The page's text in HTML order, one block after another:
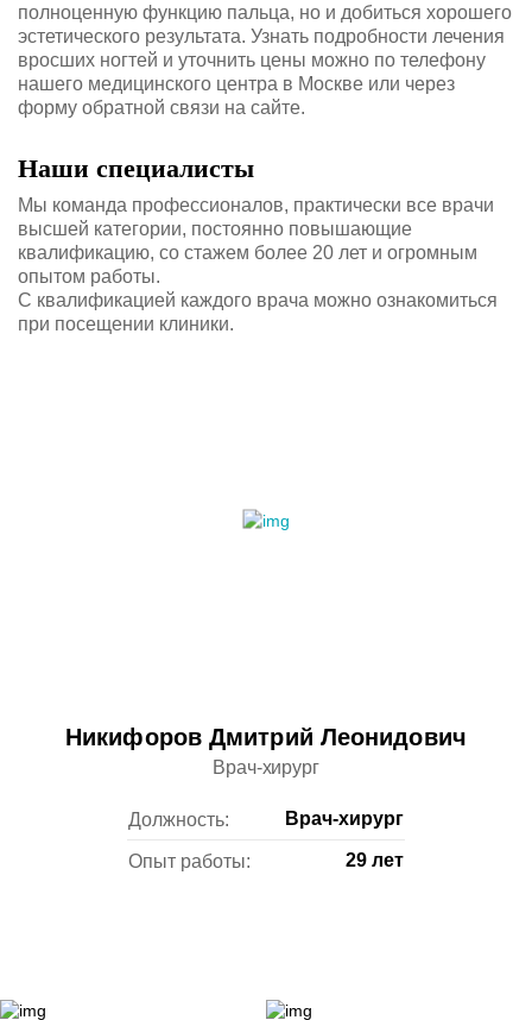
полноценную функцию пальца, но и добиться хорошего
эстетического результата. Узнать подробности лечения
вросших ногтей и уточнить цены можно по телефону
нашего медицинского центра в Москве или через
форму обратной связи на сайте.
Наши специалисты
Мы команда профессионалов, практически все врачи
высшей категории, постоянно повышающие
квалификацию, со стажем более 20 лет и огромным
опытом работы.
С квалификацией каждого врача можно ознакомиться
при посещении клиники.
Никифоров Дмитрий Леонидович
Врач-хирург
Должность: Врач-хирург
Опыт работы: 29 лет